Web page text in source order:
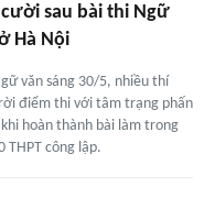
sau bài thi Ngữ
Hà Nội
văn sáng 30/5, nhiều thí
điểm thi với tâm trạng phấn
hoàn thành bài làm trong
THPT công lập.